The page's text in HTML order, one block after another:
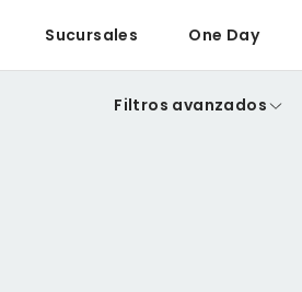
Sucursales One Day
Filtros avanzados